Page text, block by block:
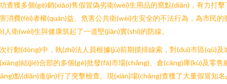
查獲多個(gè)銷(xiāo)售假冒偽劣衛(wèi)生用品的窩點(diǎn)，有力打擊
消費(fèi)者權(quán)益、危害公共衛(wèi)生安全的不法行為，為市民的
人衛(wèi)生與健康筑起了一道堅(jiān)實(shí)的防線。
行動(dòng)中，執(zhí)法人員根據(jù)前期摸排線索，對(duì)市區(qū)及
結(jié)合部的多個(gè)批發(fā)市場(chǎng)、倉(cāng)庫(kù)及零售
點(diǎn)進(jìn)行了突擊檢查。現(xiàn)場(chǎng)查獲了大量假冒知名